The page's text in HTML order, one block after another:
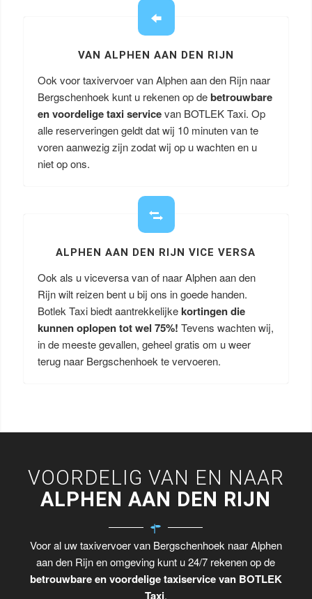
VAN ALPHEN AAN DEN RIJN
Ook voor taxivervoer van Alphen aan den Rijn naar
Bergschenhoek kunt u rekenen op debetrouwbare
en voordelige taxi servicevan BOTLEK Taxi. Op
alle reserveringen geldt dat wij 10 minuten van te
voren aanwezig zijn zodat wij op u wachten en u
niet op ons.
ALPHEN AAN DEN RIJN VICE VERSA
Ook als u viceversa van of naar Alphen aan den
Rijn wilt reizen bent u bij ons in goede handen.
Botlek Taxi biedt aantrekkelijkekortingen die
kunnen oplopen tot wel 75%! Tevens wachten wij,
in de meeste gevallen, geheel gratis om u weer
terug naar Bergschenhoek te vervoeren.
VOORDELIG VAN EN NAAR
ALPHEN AAN DEN RIJN
Voor al uw taxivervoer van Bergschenhoek naar Alphen
aan den Rijn en omgeving kunt u 24/7 rekenen op de
betrouwbare en voordelige taxiservice van BOTLEK
Taxi.